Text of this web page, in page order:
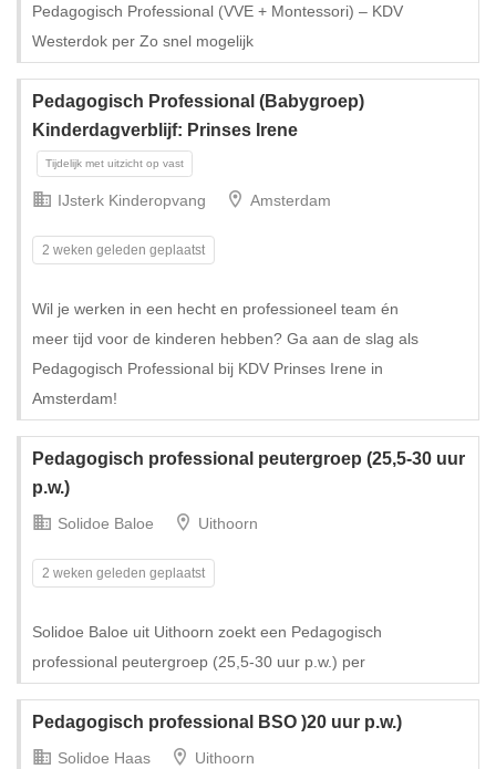
Tijdelijk met uitzicht op vast
Pedagogisch Professional (VVE + Montessori) – KDV
Westerdok per Zo snel mogelijk
Pedagogisch Professional (Babygroep)
Kinderdagverblijf: Prinses Irene
Tijdelijk met uitzicht op vast
IJsterk Kinderopvang Amsterdam
2 weken geleden geplaatst
Wil je werken in een hecht en professioneel team én
meer tijd voor de kinderen hebben? Ga aan de slag als
Pedagogisch Professional bij KDV Prinses Irene in
Amsterdam!
Pedagogisch professional peutergroep (25,5-30 uur
p.w.)
Solidoe Baloe Uithoorn
2 weken geleden geplaatst
Solidoe Baloe uit Uithoorn zoekt een Pedagogisch
professional peutergroep (25,5-30 uur p.w.) per
Pedagogisch professional BSO )20 uur p.w.)
Solidoe Haas Uithoorn